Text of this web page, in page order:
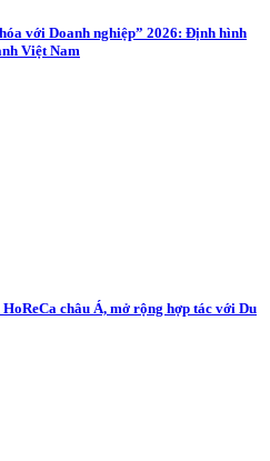
với Doanh nghiệp” 2026: Định hình
Việt Nam
châu Á, mở rộng hợp tác với Du